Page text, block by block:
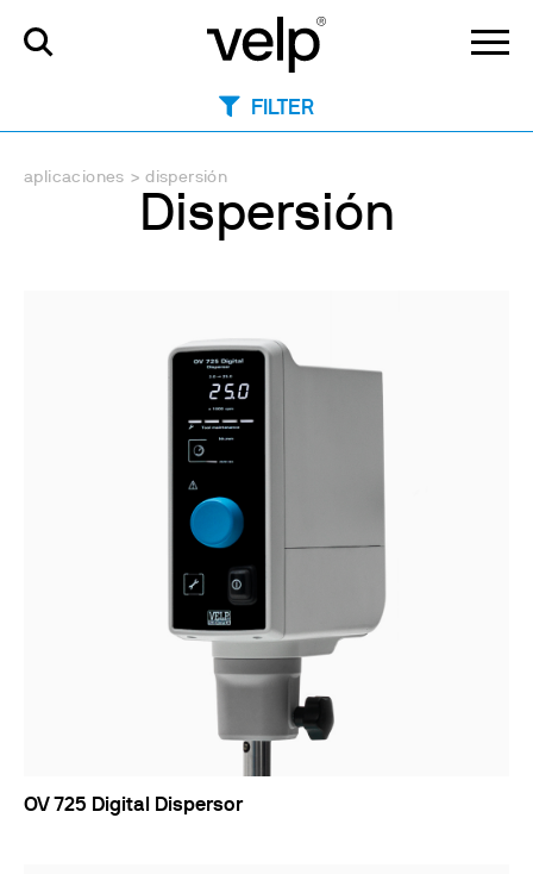
aplicaciones > dispersión
Dispersión
FILTER
OV 725 Digital Dispersor